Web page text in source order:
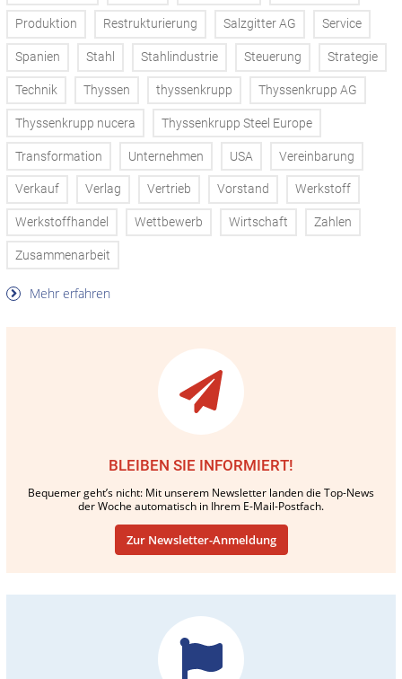
Produktion Restrukturierung Salzgitter AG Service
Spanien Stahl Stahlindustrie Steuerung Strategie
Technik Thyssen thyssenkrupp Thyssenkrupp AG
Thyssenkrupp nucera Thyssenkrupp Steel Europe
Transformation Unternehmen USA Vereinbarung
Verkauf Verlag Vertrieb Vorstand Werkstoff
Werkstoffhandel Wettbewerb Wirtschaft Zahlen
Zusammenarbeit
Mehr erfahren
BLEIBEN SIE INFORMIERT!
Bequemer geht’s nicht: Mit unserem Newsletter landen die Top-News
der Woche automatisch in Ihrem E-Mail-Postfach.
Zur Newsletter-Anmeldung